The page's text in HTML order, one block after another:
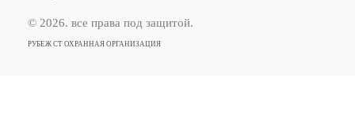
© 2026. все права под защитой.
РУБЕЖ СТ ОХРАННАЯ ОРГАНИЗАЦИЯ